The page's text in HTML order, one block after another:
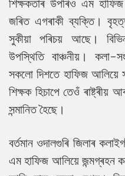
শিক্ষকতাৰ উপৰিও এম
জৰিত এগৰাকী ব্যক্তি।
সুকীয়া পৰিচয় আছে।
উপস্থিতি বাঞ্চনীয়। কলা-
সকলো দিশতে হাফিজ আলিয়ে
শিক্ষক হিচাপে তেওঁ ৰাষ্ট্ৰীয়
সন্মানিত হৈছে।
বৰ্তমান ওদালগুৰি জিলাৰ
এম হাফিজ আলিয়ে জন্মগ্ৰহন